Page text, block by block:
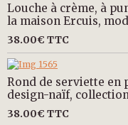
Louche à crème, à
la maison Ercuis,
38.00€ TTC
Rond de serviette en
design-naïf,
38.00€ TTC